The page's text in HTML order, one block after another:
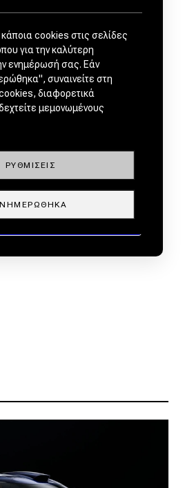
cookies στις σελίδες
για την καλύτερη
ενημέρωσή σας. Εάν
συναινείτε στη
διαφορετικά
μεμονωμένους
ΡΥΘΜΊΣΕΙΣ